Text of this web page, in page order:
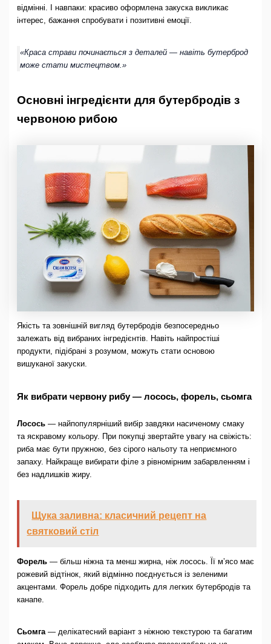
відмінні. І навпаки: красиво оформлена закуска викликає
інтерес, бажання спробувати і позитивні емоції.
«Краса страви починається з деталей — навіть бутерброд
може стати мистецтвом.»
Основні інгредієнти для бутербродів з
червоною рибою
Якість та зовнішній вигляд бутербродів безпосередньо
залежать від вибраних інгредієнтів. Навіть найпростіші
продукти, підібрані з розумом, можуть стати основою
вишуканої закуски.
Як вибрати червону рибу — лосось, форель, сьомга
Лосось— найпопулярніший вибір завдяки насиченому смаку
та яскравому кольору. При покупці звертайте увагу на свіжість:
риба має бути пружною, без сірого нальоту та неприємного
запаху. Найкраще вибирати філе з рівномірним забарвленням і
без надлишків жиру.
Щука заливна: класичний рецепт на
святковий стіл
Форель— більш ніжна та менш жирна, ніж лосось. Її м’ясо має
рожевий відтінок, який відмінно поєднується із зеленими
акцентами. Форель добре підходить для легких бутербродів та
канапе.
Сьомга— делікатесний варіант з ніжною текстурою та багатим